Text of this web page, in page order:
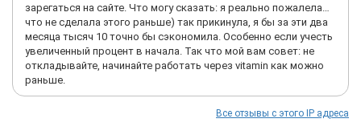
зарегаться на сайте. Что могу сказать: я реально пожалела…
что не сделала этого раньше) так прикинула, я бы за эти два
месяца тысяч 10 точно бы сэкономила. Особенно если учесть
увеличенный процент в начала. Так что мой вам совет: не
откладывайте, начинайте работать через vitamin как можно
раньше.
Все отзывы с этого IP адреса